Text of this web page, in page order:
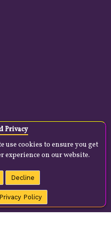
Privacy
use cookies to ensure you get
experience on our website.
Decline
Policy